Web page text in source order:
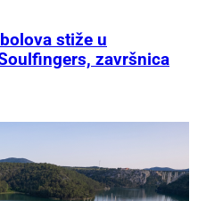
stiže u
završnica